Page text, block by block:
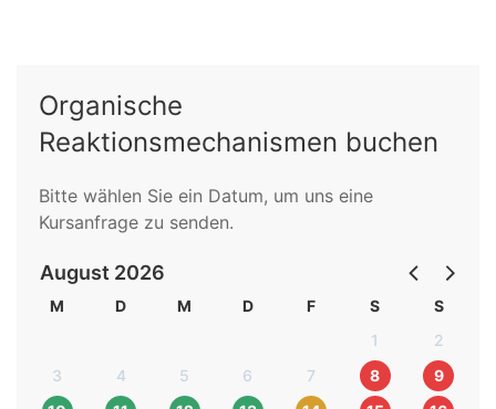
Organische
Reaktionsmechanismen buchen
Bitte wählen Sie ein Datum, um uns eine
Kursanfrage zu senden.
August 2026
M D M D F S
S
1
2
3
4 5 6 7 8
9